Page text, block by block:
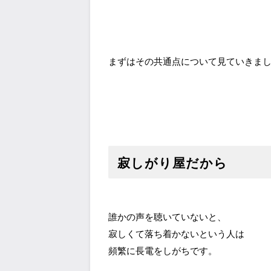
まずはその共通点について見ていきま
寂しがり屋だから
誰かの声を聴いていないと、
寂しくて落ち着かないという人は
頻繁に長電をしがちです。